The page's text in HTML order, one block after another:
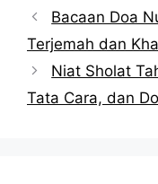
Bacaan Doa
Terjemah dan
Niat Sholat
Tata Cara, dan